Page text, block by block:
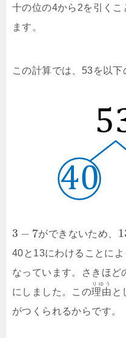
十の位の4から2を引く
ます。
この計算では、53を以下
3 − 7ができないため、
40と13にわけることに
なっています。さきほ
にしました。この理由
りゆう
と
がつくられるからです。